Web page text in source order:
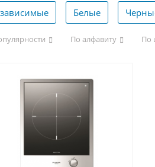
Белые
По алфавиту По